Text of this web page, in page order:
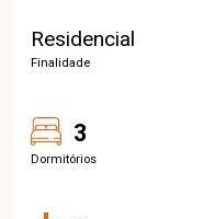
Residencial
Finalidade
3
Dormitórios